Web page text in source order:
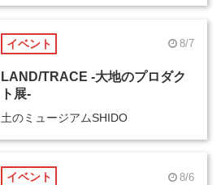
イベント 8/7
LAND/TRACE -大地のプロダク
ト展-
土のミュージアムSHIDO
イベント 8/6